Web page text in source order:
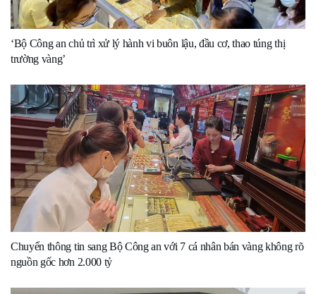
‘Bộ Công an chủ trì xử lý hành vi buôn lậu, đầu cơ, thao túng thị
trường vàng’
Chuyển thông tin sang Bộ Công an với 7 cá nhân bán vàng không rõ
nguồn gốc hơn 2.000 tỷ